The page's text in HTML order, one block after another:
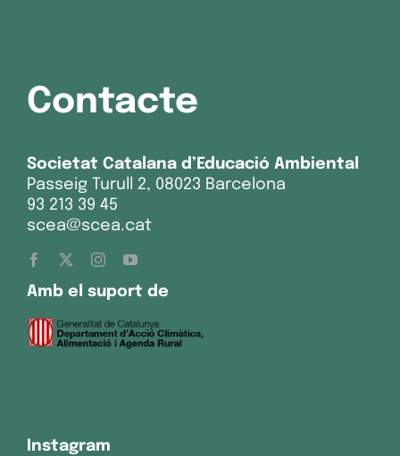
Contacte
Societat Catalana d’Educació Ambiental
Passeig Turull 2, 08023 Barcelona
93 213 39 45
scea@scea.cat
Amb el suport de
Instagram